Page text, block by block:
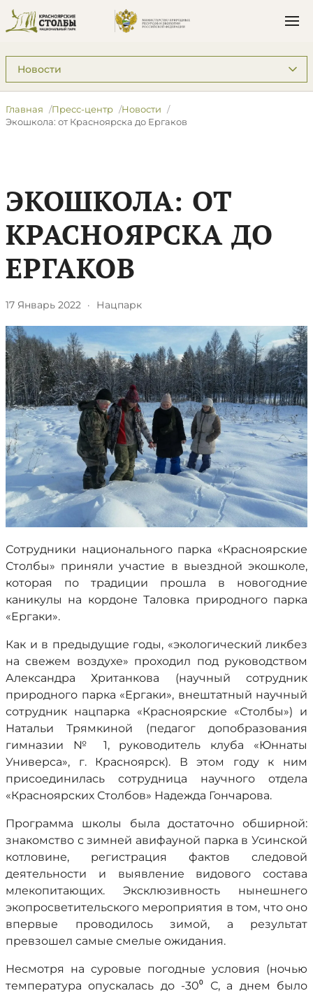
Подразделы: Пресс-центр
Главная Пресс-центр
Новости
Экошкола: от Красноярска до Ергаков
ЭКОШКОЛА: ОТ
КРАСНОЯРСКА ДО
ЕРГАКОВ
17 Январь 2022 · Нацпарк
Сотрудники национального парка «Красноярские
Столбы» приняли участие в выездной экошколе,
которая по традиции прошла в новогодние
каникулы на кордоне Таловка природного парка
«Ергаки».
Как и в предыдущие годы, «экологический ликбез
на свежем воздухе» проходил под руководством
Александра Хританкова (научный сотрудник
природного парка «Ергаки», внештатный научный
сотрудник нацпарка «Красноярские «Столбы») и
Натальи Трямкиной (педагог допобразования
гимназии № 1, руководитель клуба «Юннаты
Универса», г. Красноярск). В этом году к ним
присоединилась сотрудница научного отдела
«Красноярских Столбов» Надежда Гончарова.
Программа школы была достаточно обширной:
знакомство с зимней авифауной парка в Усинской
котловине, регистрация фактов следовой
деятельности и выявление видового состава
млекопитающих. Эксклюзивность нынешнего
экопросветительского мероприятия в том, что оно
впервые проводилось зимой, а результат
превзошел самые смелые ожидания.
Несмотря на суровые погодные условия (ночью
температура опускалась до -30⁰ С, а днем было